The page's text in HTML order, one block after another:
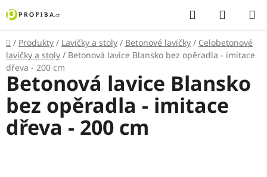
Přejít
na
obsah
Hledat
KOŠÍK
Domů
/ Produkty / Lavičky a stoly / Betonové lavičky / Celobetonové
lavičky a stoly / Betonová lavice Blansko bez opěradla - imitace
dřeva - 200 cm
Betonová lavice Blansko
bez opěradla - imitace
dřeva - 200 cm